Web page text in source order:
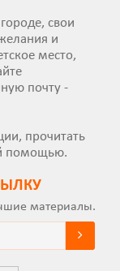
свои
и
место,
почту -
прочитать
помощью.
материалы.